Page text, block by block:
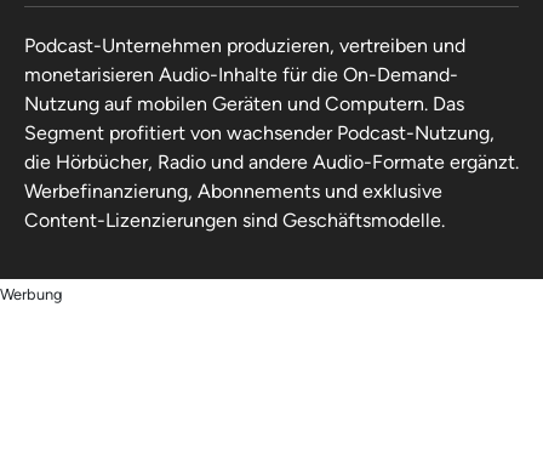
Podcast-Unternehmen produzieren, vertreiben und
monetarisieren Audio-Inhalte für die On-Demand-
Nutzung auf mobilen Geräten und Computern. Das
Segment profitiert von wachsender Podcast-Nutzung,
die Hörbücher, Radio und andere Audio-Formate ergänzt.
Werbefinanzierung, Abonnements und exklusive
Content-Lizenzierungen sind Geschäftsmodelle.
Werbung